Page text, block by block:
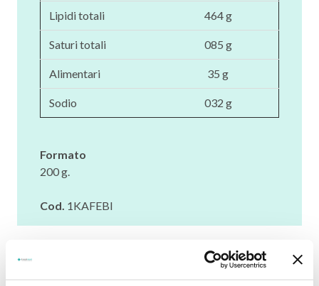
Lipidi totali 464 g
Saturi totali 085 g
Alimentari 35 g
Sodio 032 g
Formato
200 g.
Cod. 1KAFEBI
FOGLIETTO ILLUSTRATIVO